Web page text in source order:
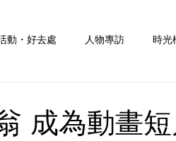
動・好去處 人物專訪 時光
成為動畫